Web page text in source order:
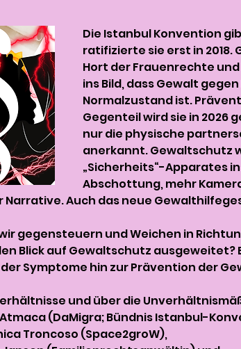
Die Istanbul Konvention
ratifizierte sie erst in
Hort der Frauenrechte
ins Bild, dass Gewalt
Normalzustand ist.
Gegenteil wird sie in 2026
nur die physische
anerkannt. Gewaltschutz
„Sicherheits“-Apparates
Abschottung, mehr
Narrative. Auch das neue
gegensteuern und Weichen in
Blick auf Gewaltschutz ausgeweitet?
Symptome hin zur Prävention der
und über die
Atmaca (DaMigra; Bündnis Istanbul-
Troncoso (Space2groW),